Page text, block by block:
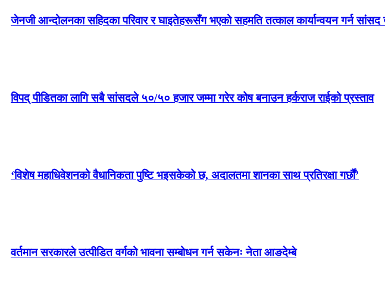
जेनजी आन्दोलनका सहिदका परिवार र घाइतेहरूसँग भएको सहमति तत्काल कार्यान्वयन गर्न सांसद
विपद् पीडितका लागि सबै सांसदले ५०/५० हजार जम्मा गरेर कोष बनाउन हर्कराज राईको प्रस्ताव
‘विशेष महाधिवेशनको वैधानिकता पुष्टि भइसकेको छ, अदालतमा शानका साथ प्रतिरक्षा गर्छौं’
वर्तमान सरकारले उत्पीडित वर्गको भावना सम्बोधन गर्न सकेनः नेता आङदेम्बे